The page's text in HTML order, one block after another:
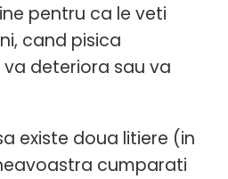
pentru ca le veti
cand pisica
deteriora sau va
existe doua litiere (in
cumparati